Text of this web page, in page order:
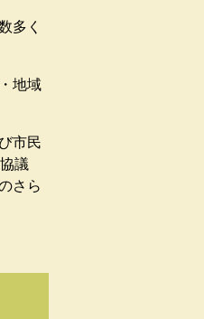
多く
地域
市民
議
さら